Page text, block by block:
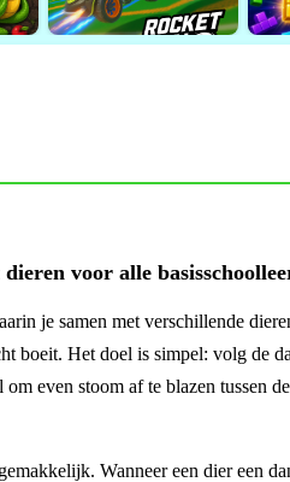
voor alle
je samen met verschillende
boeit. Het doel is simpel: volg de
even stoom af te blazen tussen
Wanneer een dier een